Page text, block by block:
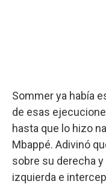
Sommer ya había
de esas
hasta que lo hizo
Mbappé. Adivinó
sobre su derecha
izquierda e